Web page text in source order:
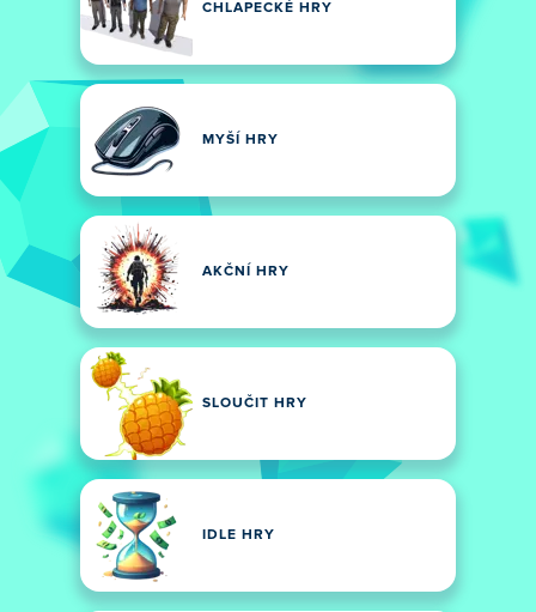
CHLAPECKÉ HRY
MYŠÍ HRY
AKČNÍ HRY
SLOUČIT HRY
IDLE HRY